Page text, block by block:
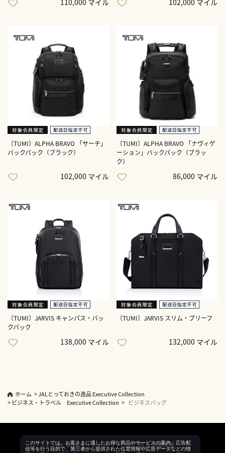
〔TUMI〕ALPHA BRAVO 「サーチ」
バックパック（ブラック）
102,000 マイル
〔TUMI〕ALPHA BRAVO 「ナヴィゲ
ーション」バックパック（ブラッ
ク）
86,000 マイル
〔TUMI〕JARVIS キャンパス・バッ
クパック
138,000 マイル
〔TUMI〕JARVIS スリム・ブリーフ
132,000 マイル
ホーム >JALとっておきの逸品 Executive Collection
> ビジネス・トラベル Executive Collection > ビジネスバッグ
JAL Webサイトトップ 個人情報保護
このサイトでは、お客さまに適したお得な商品やサービスの案内、広告配
信等を行う目的で、第三者から提供された位置情報や広告データなどの情